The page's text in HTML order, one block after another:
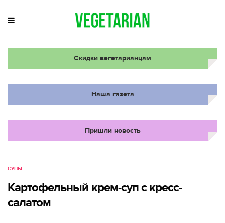
Скидки вегетарианцам
Наша газета
Пришли новость
СУПЫ
Картофельный крем-суп с кресс-
салатом